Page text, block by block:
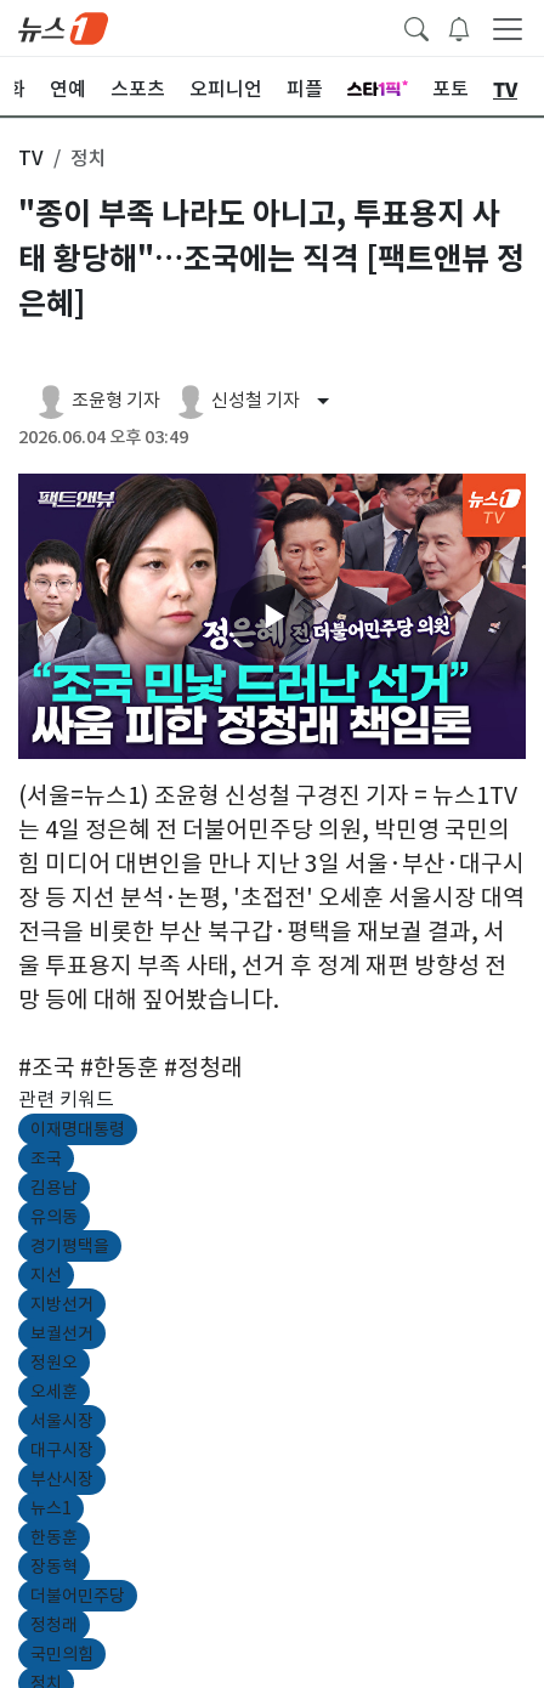
화 연예 스포츠 오피니언 피플 포토 TV
TV 정치
"종이 부족 나라도 아니고, 투표용지 사
태 황당해"…조국에는 직격 [팩트앤뷰 정
은혜]
조윤형 기자 신성철 기자
2026.06.04 오후 03:49
Play
Video
(서울=뉴스1) 조윤형 신성철 구경진 기자 = 뉴스1TV
는 4일 정은혜 전 더불어민주당 의원, 박민영 국민의
힘 미디어 대변인을 만나 지난 3일 서울·부산·대구시
장 등 지선 분석·논평, '초접전' 오세훈 서울시장 대역
전극을 비롯한 부산 북구갑·평택을 재보궐 결과, 서
울 투표용지 부족 사태, 선거 후 정계 재편 방향성 전
망 등에 대해 짚어봤습니다.
#조국 #한동훈 #정청래
관련 키워드
이재명대통령
조국
김용남
유의동
경기평택을
지선
지방선거
보궐선거
정원오
오세훈
서울시장
대구시장
부산시장
뉴스1
한동훈
장동혁
더불어민주당
정청래
국민의힘
정치